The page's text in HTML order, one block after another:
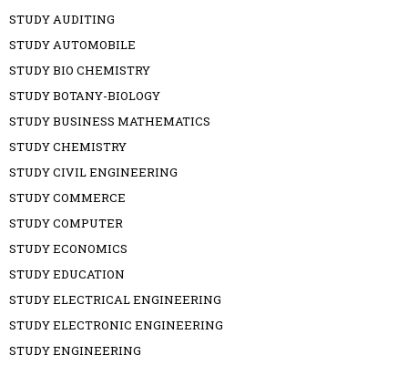
STUDY AUDITING
STUDY AUTOMOBILE
STUDY BIO CHEMISTRY
STUDY BOTANY-BIOLOGY
STUDY BUSINESS MATHEMATICS
STUDY CHEMISTRY
STUDY CIVIL ENGINEERING
STUDY COMMERCE
STUDY COMPUTER
STUDY ECONOMICS
STUDY EDUCATION
STUDY ELECTRICAL ENGINEERING
STUDY ELECTRONIC ENGINEERING
STUDY ENGINEERING